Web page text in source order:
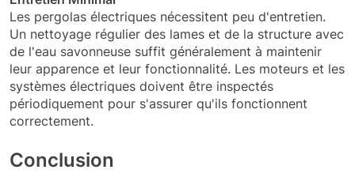
Les pergolas électriques nécessitent peu d'entretien.
Un nettoyage régulier des lames et de la structure avec
de l'eau savonneuse suffit généralement à maintenir
leur apparence et leur fonctionnalité. Les moteurs et les
systèmes électriques doivent être inspectés
périodiquement pour s'assurer qu'ils fonctionnent
correctement.
Conclusion